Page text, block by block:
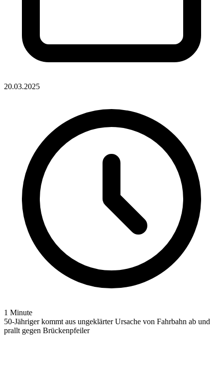
20.03.2025
1 Minute
50-Jähriger kommt aus ungeklärter Ursache von Fahrbahn ab und
prallt gegen Brückenpfeiler